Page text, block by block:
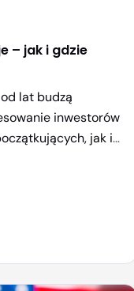
– jak i gdzie
lat budzą
inwestorów
jak i
zastanawiasz
CD Projekt i gdzie